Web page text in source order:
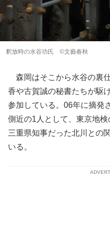
釈放時の水谷功氏 ©文藝春秋
森岡はそこから水谷の裏
香や古賀誠の秘書たちが駆
参加している。06年に摘発
側近の1人として、東京地
三重県知事だった北川との
いる。